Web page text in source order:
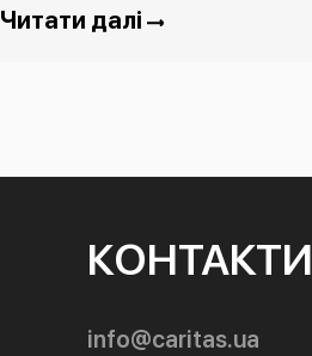
Читати далі
КОНТАКТИ
info@caritas.ua